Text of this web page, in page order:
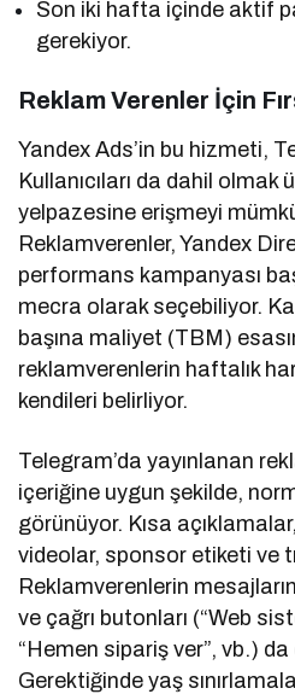
Son iki hafta içinde aktif
gerekiyor.
Reklam Verenler İçin
Yandex Ads’in bu hizmeti,
Kullanıcıları da dahil olmak
yelpazesine erişmeyi
Reklamverenler, Yandex
performans kampanyası
mecra olarak seçebiliyor.
başına maliyet (TBM)
reklamverenlerin haftalık
kendileri belirliyor.
Telegram’da yayınlanan
içeriğine uygun şekilde,
görünüyor. Kısa
videolar, sponsor etiketi ve
Reklamverenlerin
ve çağrı butonları (“Web
“Hemen sipariş ver”, vb.)
Gerektiğinde yaş